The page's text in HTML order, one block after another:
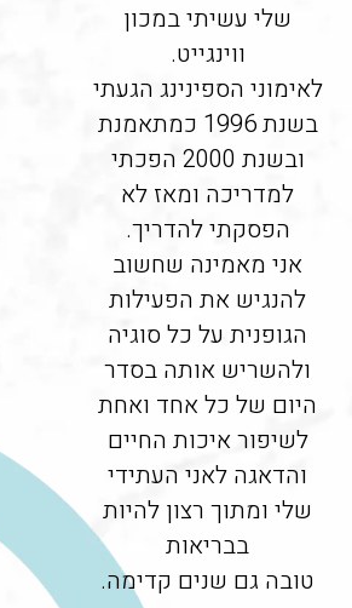
שלי עשיתי במכון
ווינגייט.
לאימוני הספינינג הגעתי
בשנת 1996 כמתאמנת
ובשנת 2000 הפכתי
למדריכה ומאז לא
הפסקתי להדריך.
אני מאמינה שחשוב
להנגיש את הפעילות
הגופנית על כל סוגיה
ולהשריש אותה בסדר
היום של כל אחד ואחת
לשיפור איכות החיים
והדאגה לאני העתידי
שלי ומתוך רצון להיות
בבריאות
טובה גם שנים קדימה.